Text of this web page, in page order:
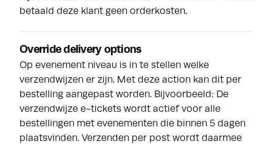
betaald deze klant geen orderkosten.
Override delivery options
Op evenement niveau is in te stellen welke
verzendwijzen er zijn. Met deze action kan dit per
bestelling aangepast worden. Bijvoorbeeld: De
verzendwijze e-tickets wordt actief voor alle
bestellingen met evenementen die binnen 5 dagen
plaatsvinden. Verzenden per post wordt daarmee